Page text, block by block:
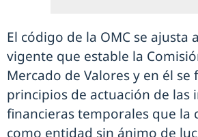
El código de la OMC se
vigente que estable la
Mercado de Valores y en él se
principios de actuación de las
financieras temporales que la
como entidad sin ánimo de